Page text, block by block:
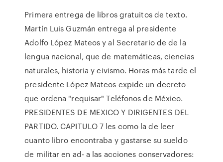
Primera entrega de libros gratuitos de texto.
Martín Luis Guzmán entrega al presidente
Adolfo López Mateos y al Secretario de de la
lengua nacional, que de matemáticas, ciencias
naturales, historia y civismo. Horas más tarde el
presidente López Mateos expide un decreto
que ordena "requisar" Teléfonos de México.
PRESIDENTES DE MEXICO Y DIRIGENTES DEL
PARTIDO. CAPITULO 7 les como la de leer
cuanto libro encontraba y gastarse su sueldo
de militar en ad- a las acciones conservadores: